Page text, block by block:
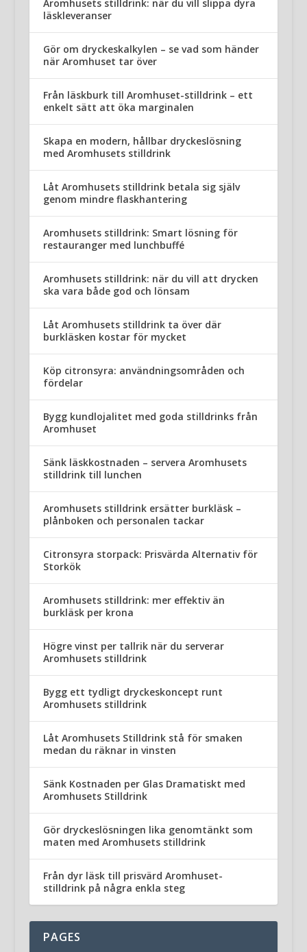
Aromhusets stilldrink: när du vill slippa dyra
läskleveranser
Gör om dryckeskalkylen – se vad som händer
när Aromhuset tar över
Från läskburk till Aromhuset-stilldrink – ett
enkelt sätt att öka marginalen
Skapa en modern, hållbar dryckeslösning
med Aromhusets stilldrink
Låt Aromhusets stilldrink betala sig själv
genom mindre flaskhantering
Aromhusets stilldrink: Smart lösning för
restauranger med lunchbuffé
Aromhusets stilldrink: när du vill att drycken
ska vara både god och lönsam
Låt Aromhusets stilldrink ta över där
burkläsken kostar för mycket
Köp citronsyra: användningsområden och
fördelar
Bygg kundlojalitet med goda stilldrinks från
Aromhuset
Sänk läskkostnaden – servera Aromhusets
stilldrink till lunchen
Aromhusets stilldrink ersätter burkläsk –
plånboken och personalen tackar
Citronsyra storpack: Prisvärda Alternativ för
Storkök
Aromhusets stilldrink: mer effektiv än
burkläsk per krona
Högre vinst per tallrik när du serverar
Aromhusets stilldrink
Bygg ett tydligt dryckeskoncept runt
Aromhusets stilldrink
Låt Aromhusets Stilldrink stå för smaken
medan du räknar in vinsten
Sänk Kostnaden per Glas Dramatiskt med
Aromhusets Stilldrink
Gör dryckeslösningen lika genomtänkt som
maten med Aromhusets stilldrink
Från dyr läsk till prisvärd Aromhuset-
stilldrink på några enkla steg
PAGES